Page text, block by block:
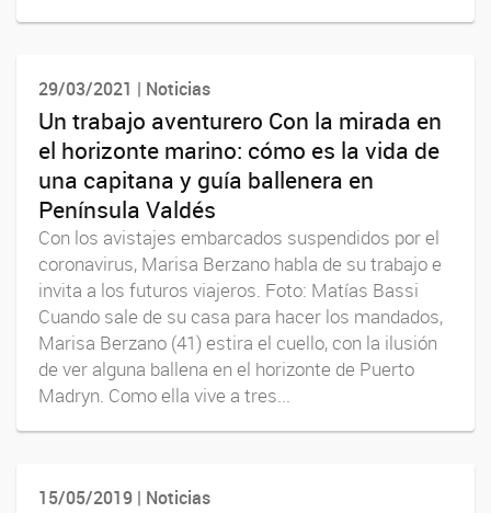
29/03/2021 | Noticias
Un trabajo aventurero Con la mirada en
el horizonte marino: cómo es la vida de
una capitana y guía ballenera en
Península Valdés
Con los avistajes embarcados suspendidos por el
coronavirus, Marisa Berzano habla de su trabajo e
invita a los futuros viajeros. Foto: Matías Bassi
Cuando sale de su casa para hacer los mandados,
Marisa Berzano (41) estira el cuello, con la ilusión
de ver alguna ballena en el horizonte de Puerto
Madryn. Como ella vive a tres...
15/05/2019 | Noticias